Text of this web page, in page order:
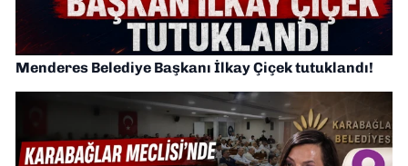
Menderes Belediye Başkanı İlkay Çiçek tutuklandı!